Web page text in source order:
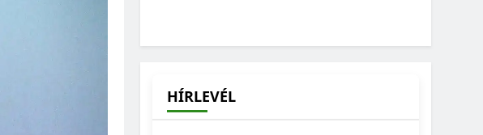
HÍRLEVÉL